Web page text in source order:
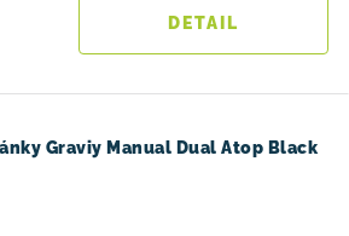
DETAIL
Graviy Manual Dual Atop Black